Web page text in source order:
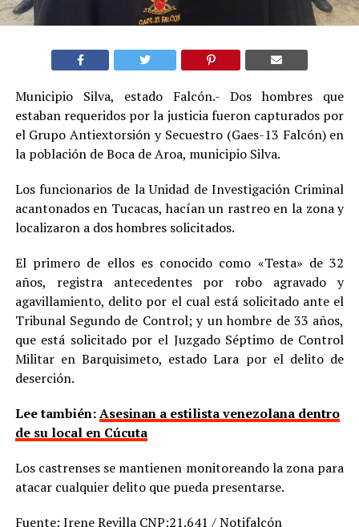
Municipio Silva, estado Falcón.- Dos hombres que
estaban requeridos por la justicia fueron capturados por
el Grupo Antiextorsión y Secuestro (Gaes-13 Falcón) en
la población de Boca de Aroa, municipio Silva.
Los funcionarios de la Unidad de Investigación Criminal
acantonados en Tucacas, hacían un rastreo en la zona y
localizaron a dos hombres solicitados.
El primero de ellos es conocido como «Testa» de 32
años, registra antecedentes por robo agravado y
agavillamiento, delito por el cual está solicitado ante el
Tribunal Segundo de Control; y un hombre de 33 años,
que está solicitado por el Juzgado Séptimo de Control
Militar en Barquisimeto, estado Lara por el delito de
deserción.
Lee también:Asesinan a estilista venezolana dentro
de su local en Cúcuta
Los castrenses se mantienen monitoreando la zona para
atacar cualquier delito que pueda presentarse.
Fuente: Irene Revilla CNP:21.641 / Notifalcón